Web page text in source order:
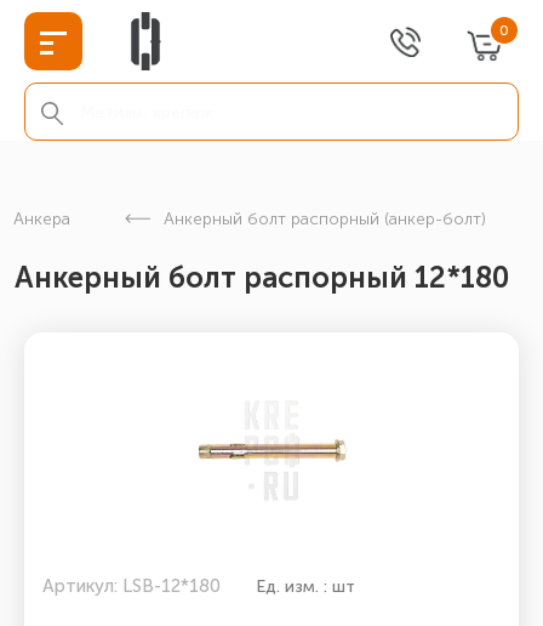
0
Анкера Анкерный болт распорный (анкер-болт)
Анкерный болт распорный 12*180
Артикул: LSB-12*180 Ед. изм. : шт